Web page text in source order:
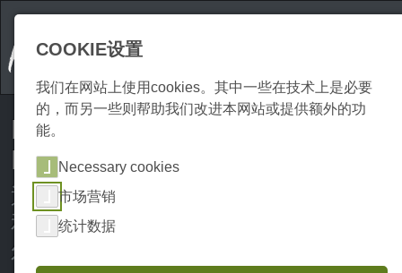
Harzspots为您免费提供Komoot
Region Pack Harz!
通过Harzspots.com和Komoot--数字
和语音导游，步行或骑自行车享受哈
尔茨山区的乐趣。
COOKIE设置
我们在网站上使用cookies。其中一些在技术上是必要
的，而另一些则帮助我们改进本网站或提供额外的功
能。
Necessary cookies
市场营销
统计数据